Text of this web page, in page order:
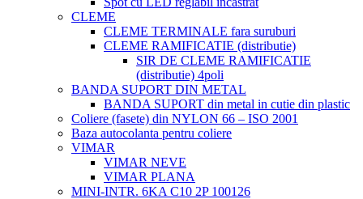
CLEME
CLEME TERMINALE fara suruburi
CLEME RAMIFICATIE (distributie)
SIR DE CLEME RAMIFICATIE
(distributie) 4poli
BANDA SUPORT DIN METAL
BANDA SUPORT din metal in cutie din plastic
Coliere (fasete) din NYLON 66 – ISO 2001
Baza autocolanta pentru coliere
VIMAR
VIMAR NEVE
VIMAR PLANA
MINI-INTR. 6KA C10 2P 100126